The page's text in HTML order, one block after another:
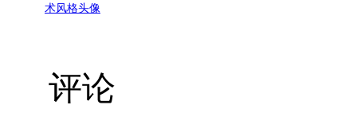
术风格头像
评论